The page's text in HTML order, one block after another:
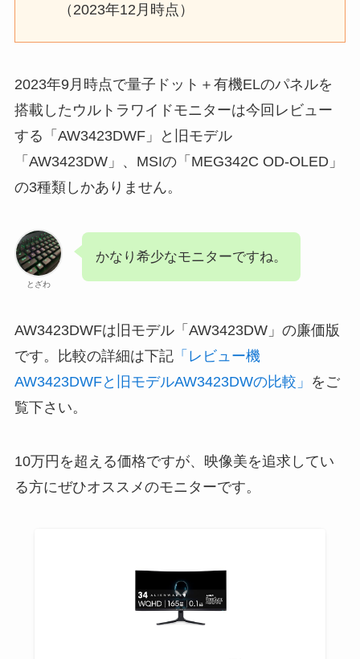
（2023年12月時点）
2023年9月時点で量子ドット＋有機ELのパネルを
搭載したウルトラワイドモニターは今回レビュー
する「AW3423DWF」と旧モデル
「AW3423DW」、MSIの「MEG342C OD-OLED」
の3種類しかありません。
とざわ
かなり希少なモニターですね。
AW3423DWFは旧モデル「AW3423DW」の廉価版
です。比較の詳細は下記「レビュー機
AW3423DWFと旧モデルAW3423DWの比較」 をご
覧下さい。
10万円を超える価格ですが、映像美を追求してい
る方にぜひオススメのモニターです。